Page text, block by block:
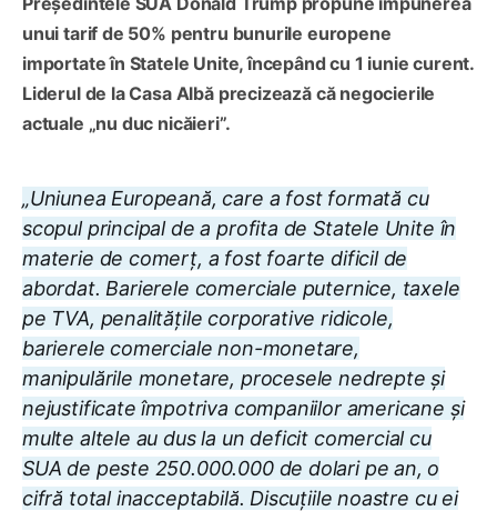
unui tarif de 50% pentru bunurile europene
importate în Statele Unite, începând cu 1 iunie curent.
Liderul de la Casa Albă precizează că negocierile
actuale „nu duc nicăieri”.
„Uniunea Europeană, care a fost formată cu
scopul principal de a profita de Statele Unite în
materie de comerț, a fost foarte dificil de
abordat. Barierele comerciale puternice, taxele
pe TVA, penalitățile corporative ridicole,
barierele comerciale non-monetare,
manipulările monetare, procesele nedrepte şi
nejustificate împotriva companiilor americane şi
multe altele au dus la un deficit comercial cu
SUA de peste 250.000.000 de dolari pe an, o
cifră total inacceptabilă. Discuțiile noastre cu ei